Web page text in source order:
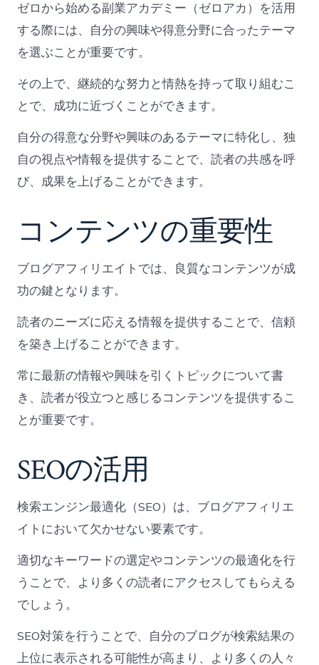
ゼロから始める副業アカデミー（ゼロアカ）を活用
する際には、自分の興味や得意分野に合ったテーマ
を選ぶことが重要です。
その上で、継続的な努力と情熱を持って取り組むこ
とで、成功に近づくことができます。
自分の得意な分野や興味のあるテーマに特化し、独
自の視点や情報を提供することで、読者の共感を呼
び、成果を上げることができます。
コンテンツの重要性
ブログアフィリエイトでは、良質なコンテンツが成
功の鍵となります。
読者のニーズに応える情報を提供することで、信頼
を築き上げることができます。
常に最新の情報や興味を引くトピックについて書
き、読者が役立つと感じるコンテンツを提供するこ
とが重要です。
SEOの活用
検索エンジン最適化（SEO）は、ブログアフィリエ
イトにおいて欠かせない要素です。
適切なキーワードの選定やコンテンツの最適化を行
うことで、より多くの読者にアクセスしてもらえる
でしょう。
SEO対策を行うことで、自分のブログが検索結果の
上位に表示される可能性が高まり、より多くの人々